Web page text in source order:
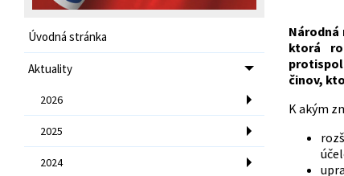
Úvodná stránka
Aktuality
2026
2025
2024
ktorá r
činov,
K akým